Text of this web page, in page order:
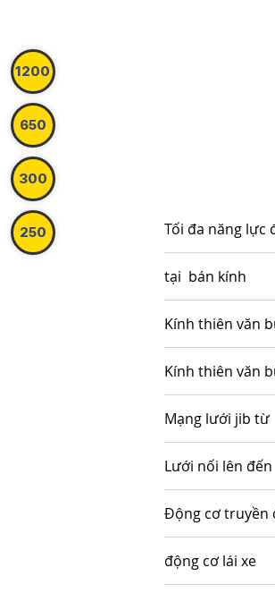
1200
650
300
250 Tối đa năng lực
tại bán kính
Kính thiên văn
Kính thiên văn
Mạng lưới jib từ
Lưới nối lên đến
Động cơ truyền
động cơ lái xe